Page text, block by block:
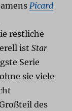
Picard
restliche
istStar
Serie
sie viele
des